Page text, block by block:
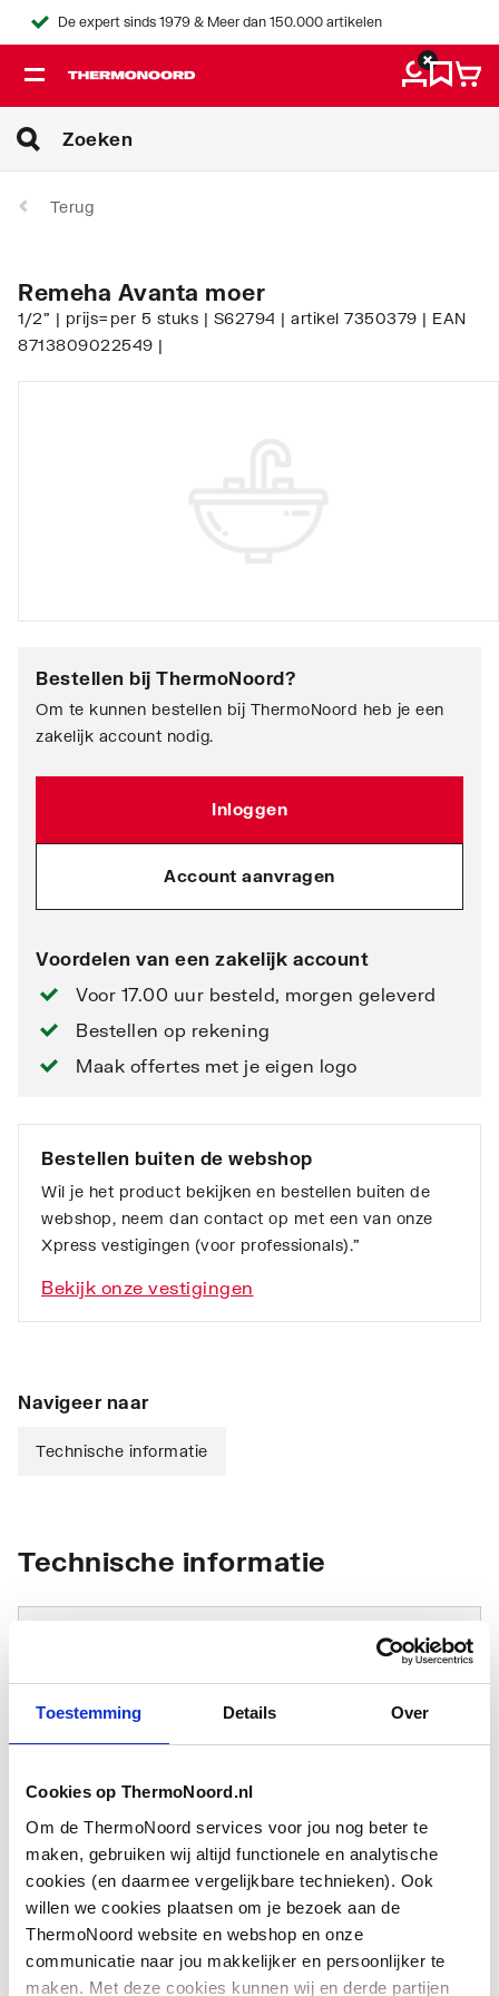
Toestemming Details Over
Cookies op ThermoNoord.nl
Om de ThermoNoord services voor jou nog beter te
maken, gebruiken wij altijd functionele en analytische
cookies (en daarmee vergelijkbare technieken). Ook
willen we cookies plaatsen om je bezoek aan de
ThermoNoord website en webshop en onze
communicatie naar jou makkelijker en persoonlijker te
maken. Met deze cookies kunnen wij en derde partijen
De expert sinds 1979 & Meer dan 150.000 artikelen
Terug
Remeha Avanta moer
1/2" | prijs=per 5 stuks | S62794 | artikel 7350379 | EAN
8713809022549 |
Bestellen bij ThermoNoord?
Om te kunnen bestellen bij ThermoNoord heb je een
zakelijk account nodig.
Inloggen
Account aanvragen
Voordelen van een zakelijk account
Voor 17.00 uur besteld, morgen geleverd
Bestellen op rekening
Maak offertes met je eigen logo
Bestellen buiten de webshop
Wil je het product bekijken en bestellen buiten de
webshop, neem dan contact op met een van onze
Xpress vestigingen (voor professionals).”
Bekijk onze vestigingen
Navigeer naar
Technische informatie
Technische informatie
toebehoren/onderdelen
Toebehoren Nee
Onderdeel Ja